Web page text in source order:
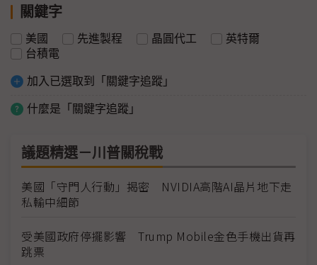
關鍵字
美國 先進製程 晶圓代工
英特爾
台積電
加入已選取到「關鍵字追蹤」
什麼是「關鍵字追蹤」
議題精選－川普關稅戰
美國「守門人行動」揭密 NVIDIA高階AI晶片地下走
私輸中細節
受美國政府停擺影響 Trump Mobile金色手機出貨再
跳票